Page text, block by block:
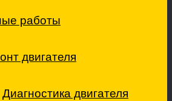
работы
двигателя
Диагностика двигателя